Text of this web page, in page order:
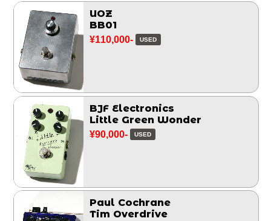
UOZ
BB01
¥110,000- USED
BJF Electronics
Little Green Wonder
¥90,000- USED
Paul Cochrane
Tim Overdrive